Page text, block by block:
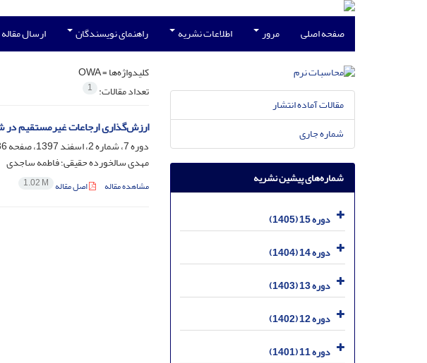
صفحه اصلی مرور اطلاعات نشریه راهنمای نویسندگان ارسال مقاله
کلیدواژه‌ها =OWA
تعداد مقالات: 1
ارزش‌گذاری ارجاعات غیر‌مستقیم در
دوره 7، شماره 2، اسفند 1397، صفحه
مهدی سالخورده حقیقی؛ فاطمه ساجدی
مشاهده مقاله اصل مقاله 1.02 M
مقالات آماده انتشار
شماره جاری
شماره‌های پیشین نشریه
دوره 15 (1405)
دوره 14 (1404)
دوره 13 (1403)
دوره 12 (1402)
دوره 11 (1401)